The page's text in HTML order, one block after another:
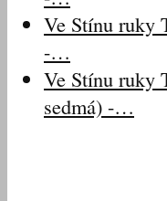
Ve Stínu ruky
-…
Ve Stínu ruky
sedmá) -…